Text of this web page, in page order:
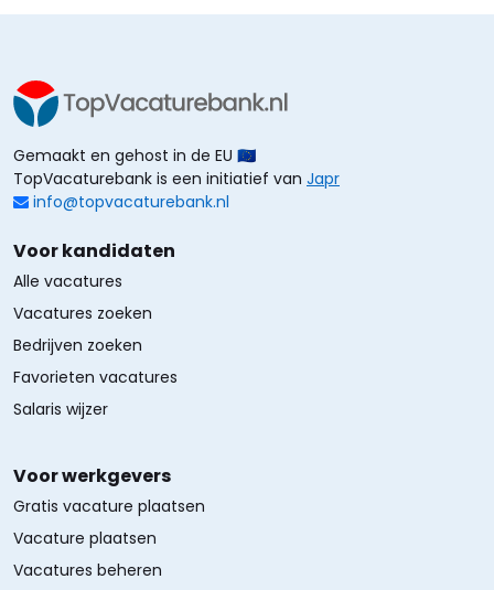
Gemaakt en gehost in de EU 🇪🇺
TopVacaturebank is een initiatief van Japr
info@topvacaturebank.nl
Voor kandidaten
Alle vacatures
Vacatures zoeken
Bedrijven zoeken
Favorieten vacatures
Salaris wijzer
Voor werkgevers
Gratis vacature plaatsen
Vacature plaatsen
Vacatures beheren